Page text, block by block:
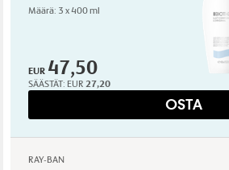
Määrä: 3 x 400 ml
EUR 47,50
SÄÄSTÄT: EUR 27,20
OSTA
RAY-BAN